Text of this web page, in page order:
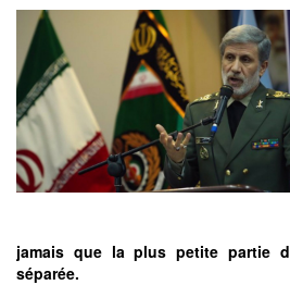
jamais que la plus petite partie
séparée.